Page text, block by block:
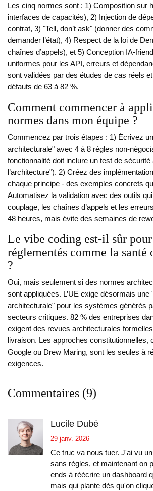
Les cinq normes sont : 1) Composition sur
interfaces de capacités), 2) Injection de
contrat, 3) "Tell, don’t ask" (donner des
demander l’état), 4) Respect de la loi de
chaînes d’appels), et 5) Conception IA-
uniformes pour les API, erreurs et
sont validées par des études de cas réels
défauts de 63 à 82 %.
Comment commencer à
normes dans mon équipe ?
Commencez par trois étapes : 1) Écrivez
architecturale" avec 4 à 8 règles non-
fonctionnalité doit inclure un test de sécurité
l’architecture"). 2) Créez des
chaque principe - des exemples concrets
Automatisez la validation avec des outils
couplage, les chaînes d’appels et les
48 heures, mais évite des semaines de
Le vibe coding est-il sûr pour
réglementés comme la santé
?
Oui, mais seulement si des normes
sont appliquées. L’UE exige désormais une
architecturale" pour les systèmes générés
secteurs critiques. 82 % des entreprises
exigent des revues architecturales
livraison. Les approches constitutionnelles,
Google ou Drew Maring, sont les seules à
exigences.
Commentaires (9)
Lucile Dubé
29 janv. 2026
Ce truc va nous tuer. J'ai vu
sans règles, et maintenant on
ends à réécrire un dashboard
mais qui plante dès qu'on